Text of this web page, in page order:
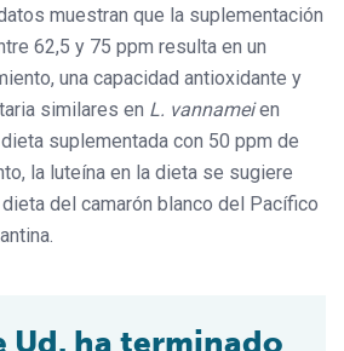
muestran que la suplementación
62,5 y 75 ppm resulta en un
una capacidad antioxidante y
similares en L. vannameien
suplementada con 50 ppm de
la luteína en la dieta se sugiere
del camarón blanco del Pacífico